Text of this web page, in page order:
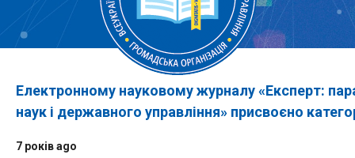
Електронному науковому журналу «Експерт:
наук і державного управління» присвоєно
7 років ago